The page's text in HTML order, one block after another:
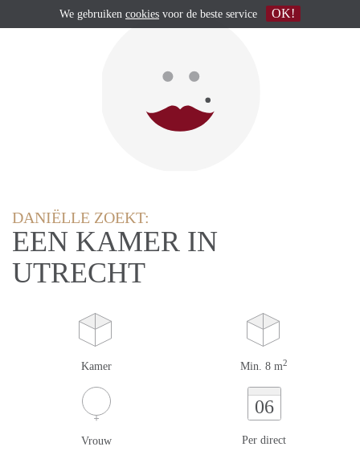
DANIËLLE ZOEKT:
EEN KAMER IN
UTRECHT
Kamer Min. 8 m2
Vrouw
06
Per direct
We gebruiken cookies voor de beste service OK!